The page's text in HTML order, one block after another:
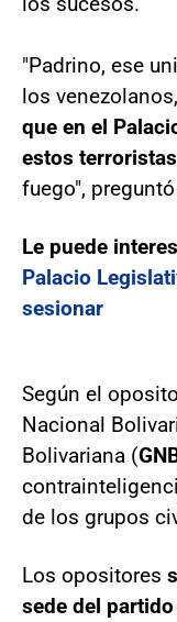
"Padrino, ese
los venezolanos,
que en el
estos
fuego",
Le puede
Palacio
sesionar
Según el
Nacional
Bolivariana (
de los grupos
Los opositores
sede del